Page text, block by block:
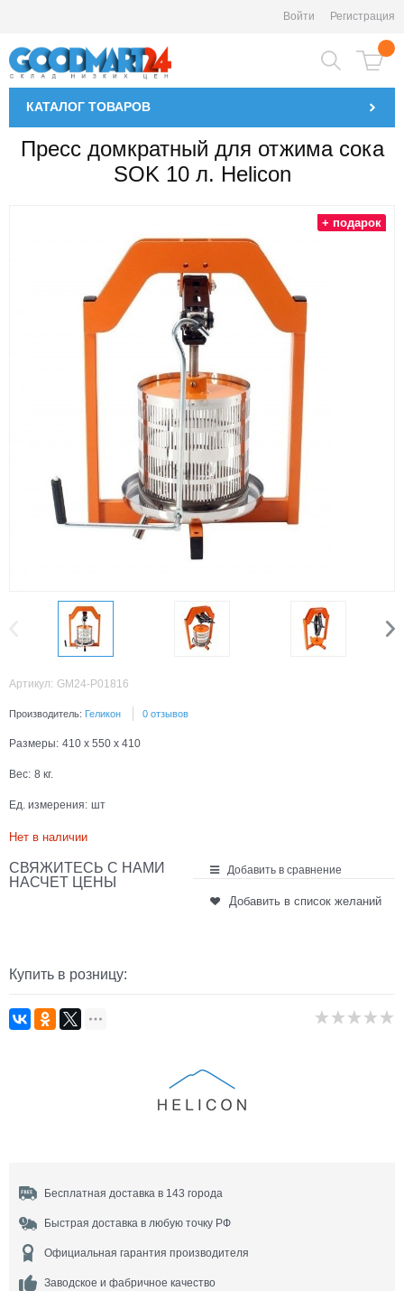
Войти Регистрация
КАТАЛОГ ТОВАРОВ
Пресс домкратный для отжима сока
SOK 10 л. Helicon
+ подарок
Артикул: GM24-P01816
Производитель: Геликон 0 отзывов
Размеры: 410 x 550 x 410
Вес: 8 кг.
Ед. измерения: шт
Нет в наличии
СВЯЖИТЕСЬ С НАМИ
НАСЧЕТ ЦЕНЫ
Добавить в сравнение
Добавить в список желаний
Купить в розницу:
Бесплатная доставка в 143 города
Быстрая доставка в любую точку РФ
Официальная гарантия производителя
Заводское и фабричное качество